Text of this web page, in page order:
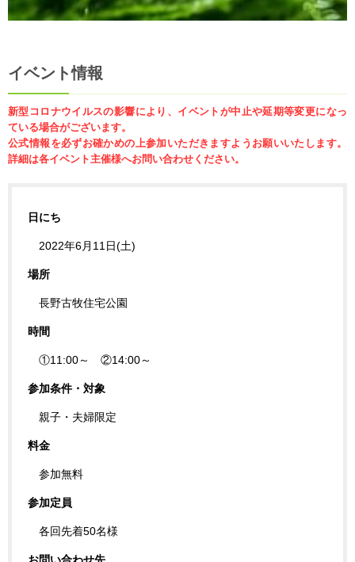
イベント情報
新型コロナウイルスの影響により、イベントが中止や延期等変更になっ
ている場合がございます。
公式情報を必ずお確かめの上参加いただきますようお願いいたします。
詳細は各イベント主催様へお問い合わせください。
日にち
2022年6月11日(土)
場所
長野古牧住宅公園
時間
①11:00～ ②14:00～
参加条件・対象
親子・夫婦限定
料金
参加無料
参加定員
各回先着50名様